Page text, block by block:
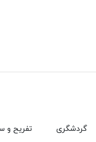
تفریح و گردشگری